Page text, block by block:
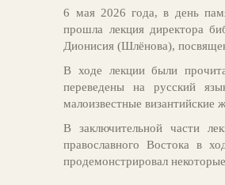
6 мая 2026 года, в день
прошла лекция директора
Дионисия (Шлёнова),
В ходе лекции были
переведены на русский
малоизвестные
В заключительной части
православного Востока в
продемонстрировал